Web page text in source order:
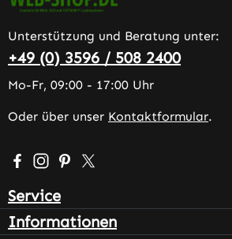
Unterstützung und Beratung unter:
+49 (0) 3596 / 508 2400
Mo-Fr, 09:00 - 17:00 Uhr
Oder über unser Kontaktformular.
Besuche uns auf Facebook – öffnet
Schau auf Instagram vorbei –
Lass dich auf Pinterest
Folge uns auf X – öffnet
Service
Informationen